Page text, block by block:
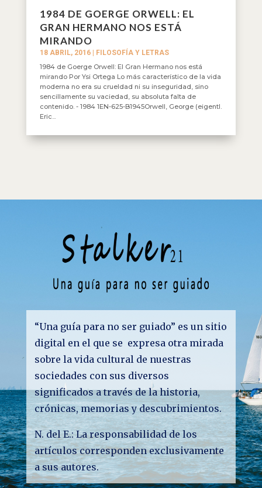
1984 DE GOERGE ORWELL: EL
GRAN HERMANO NOS ESTÁ
MIRANDO
18 ABRIL, 2016|
FILOSOFÍA Y LETRAS
1984 de Goerge Orwell: El Gran Hermano nos está
mirando Por Ysi Ortega Lo más característico de la vida
moderna no era su crueldad ni su inseguridad, sino
sencillamente su vaciedad, su absoluta falta de
contenido. - 1984 1EN-625-B1945Orwell, George (eigentl.
Eric...
“Una guía para no ser guiado” es un sitio
digital en el que se expresa otra mirada
sobre la vida cultural de nuestras
sociedades con sus diversos
significados a través de la historia,
crónicas, memorias y descubrimientos.
N. del E.: La responsabilidad de los
artículos corresponden exclusivamente
a sus autores.